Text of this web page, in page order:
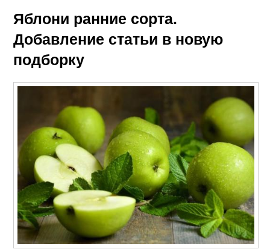
Зимние сорта Июльские сорта
Яблони ранние сорта.
Добавление статьи в новую
подборку